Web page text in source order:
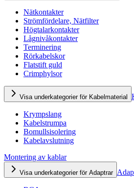
Nätkontakter
Strömfördelare, Nätfilter
Högtalarkontakter
Lågnivåkontakter
Terminering
Rörkabelskor
Flatstift guld
Crimphylsor
Visa underkategorier för Kabelmaterial
Krympslang
Kabelstrumpa
Bomullsisolering
Kabelavslutning
Montering av kablar
Visa underkategorier för Adaptrar